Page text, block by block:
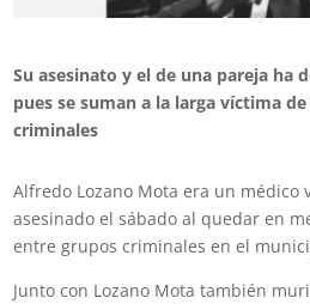
Su asesinato y el de una pareja ha
pues se suman a la larga víctima
criminales
Alfredo Lozano Mota era un médico
asesinado el sábado al quedar en
entre grupos criminales en el
Junto con Lozano Mota también